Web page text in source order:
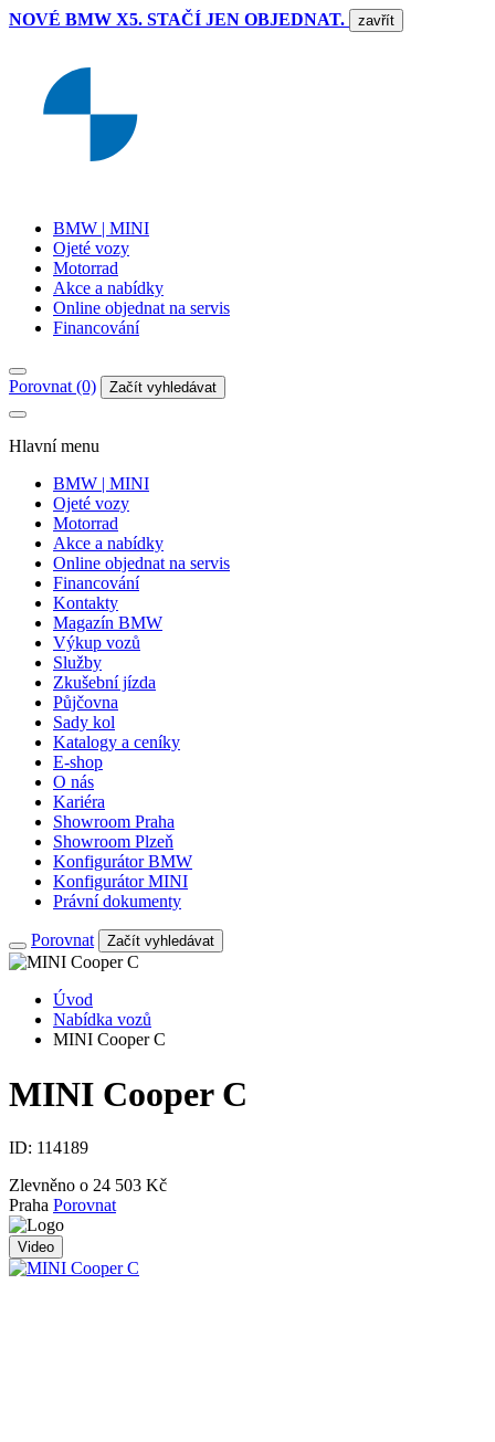
NOVÉ BMW X5. STAČÍ JEN OBJEDNAT. zavřít
BMW | MINI
Ojeté vozy
Motorrad
Akce a nabídky
Online objednat na servis
Financování
Porovnat (0) Začít vyhledávat
Hlavní menu
BMW | MINI
Ojeté vozy
Motorrad
Akce a nabídky
Online objednat na servis
Financování
Kontakty
Magazín BMW
Výkup vozů
Služby
Zkušební jízda
Půjčovna
Sady kol
Katalogy a ceníky
E-shop
O nás
Kariéra
Showroom Praha
Showroom Plzeň
Konfigurátor BMW
Konfigurátor MINI
Právní dokumenty
Porovnat Začít vyhledávat
Úvod
Nabídka vozů
MINI Cooper C
MINI Cooper C
ID: 114189
Zlevněno o 24 503 Kč
Praha Porovnat
Video